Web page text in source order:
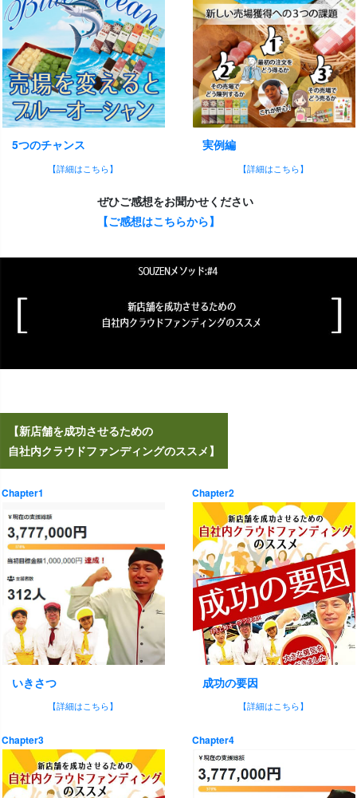
5つのチャンス
【詳細はこちら】
実例編
【詳細はこちら】
ぜひご感想をお聞かせください
【ご感想はこちらから】
【新店舗を成功させるための
自社内クラウドファンディングのススメ】
Chapter1
いきさつ
【詳細はこちら】
Chapter2
成功の要因
【詳細はこちら】
Chapter3 Chapter4